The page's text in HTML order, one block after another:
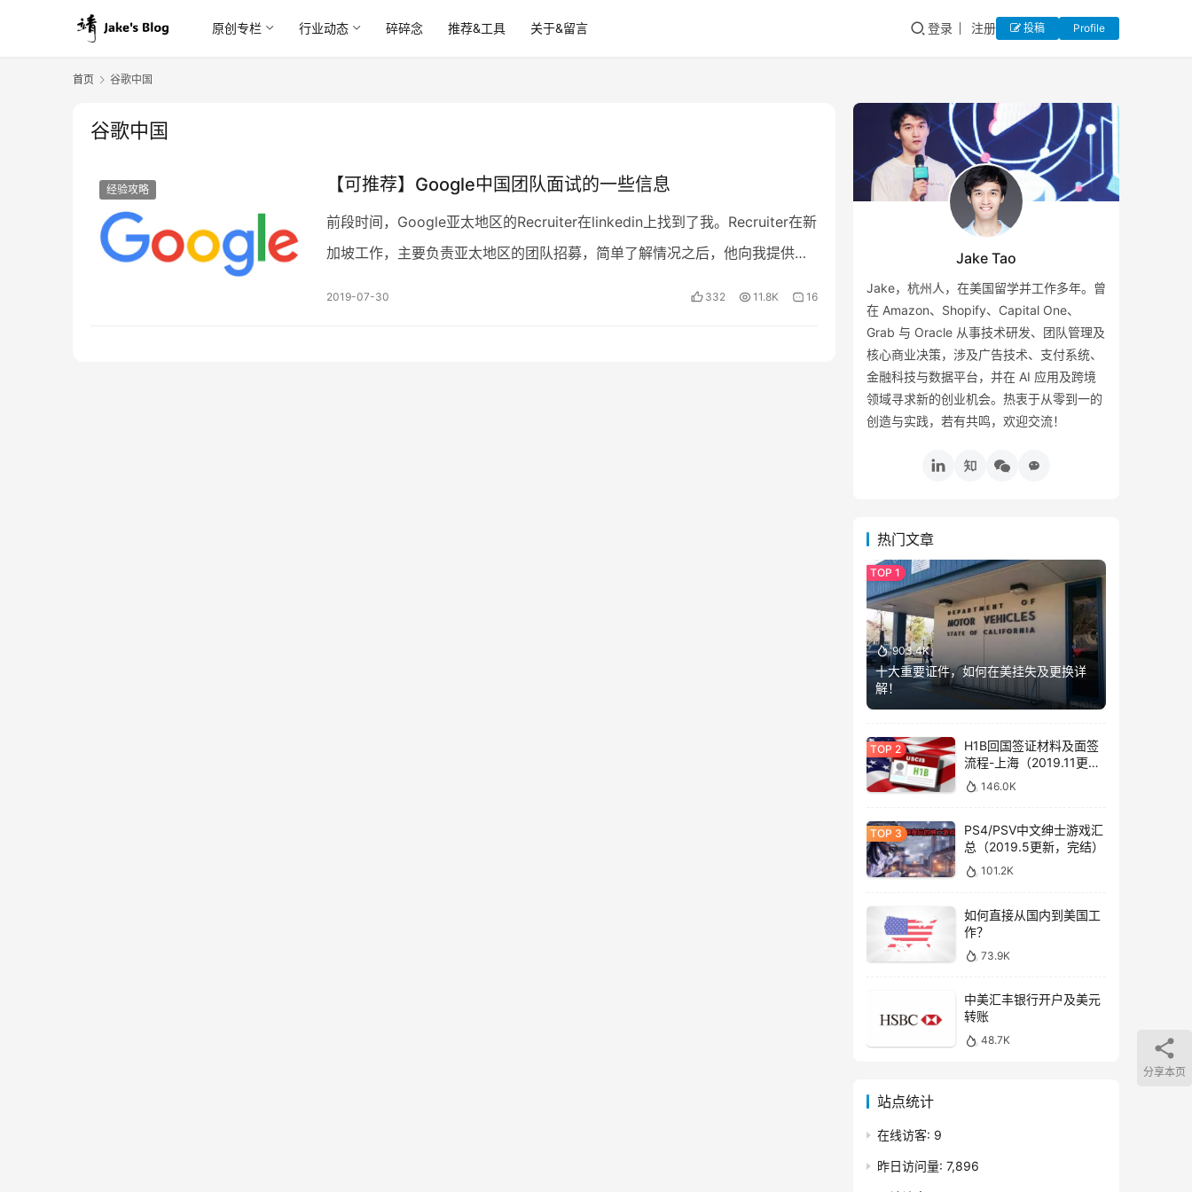
原创专栏 行业动态 碎碎念 推荐&工具 关于&留言 登录 注册 投稿 Profile
首页 谷歌中国
谷歌中国
经验攻略 【可推荐】Google中国团队面试的一些信息
前段时间，Google亚太地区的Recruiter在linkedin上找到了我。Recruiter在新
加坡工作，主要负责亚太地区的团队招募，简单了解情况之后，他向我提供了
2019-07-30 332 11.8K 16
Jake Tao
Jake，杭州人，在美国留学并工作多年。曾
在 Amazon、Shopify、Capital One、
Grab 与 Oracle 从事技术研发、团队管理及
核心商业决策，涉及广告技术、支付系统、
金融科技与数据平台，并在 AI 应用及跨境
领域寻求新的创业机会。热衷于从零到一的
创造与实践，若有共鸣，欢迎交流！
热门文章
903.4K
十大重要证件，如何在美挂失及更换详
解！
H1B回国签证材料及面签
流程-上海（2019.11更
新）146.0K
PS4/PSV中文绅士游戏汇
总（2019.5更新，完结）
101.2K
如何直接从国内到美国工
作？
73.9K
中美汇丰银行开户及美元
转账
48.7K
站点统计
在线访客: 9
昨日访问量: 7,896
分享本页